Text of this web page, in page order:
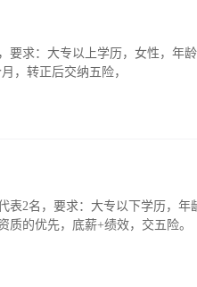
要求：大专以上学历，女性，年
，转正后交纳五险，
表2名，要求：大专以下学历，
质的优先，底薪+绩效，交五险。